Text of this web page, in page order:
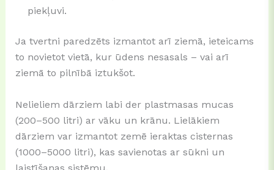
piekļuvi.
Ja tvertni paredzēts izmantot arī ziemā, ieteicams
to novietot vietā, kur ūdens nesasals – vai arī
ziemā to pilnībā iztukšot.
Nelieliem dārziem labi der plastmasas mucas
(200–500 litri) ar vāku un krānu. Lielākiem
dārziem var izmantot zemē ieraktas cisternas
(1000–5000 litri), kas savienotas ar sūkni un